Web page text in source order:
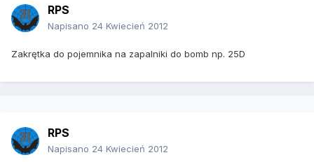
RPS
Napisano 24 Kwiecień 2012
Zakrętka do pojemnika na zapalniki do bomb np. 25D
RPS
Napisano 24 Kwiecień 2012